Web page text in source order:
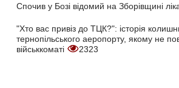
Спочив у Бозі відомий на Зборівщині
"Хто вас привіз до ТЦК?": історія
тернопільського аеропорту, якому не
військкоматі
2323